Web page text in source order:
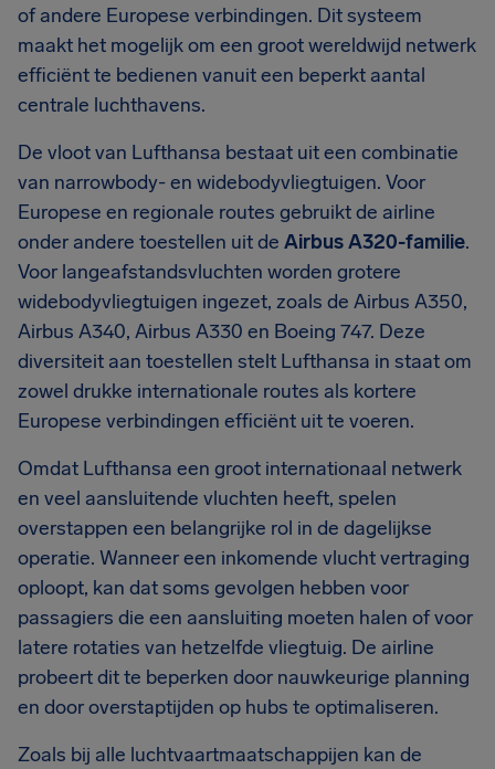
of andere Europese verbindingen. Dit systeem
maakt het mogelijk om een groot wereldwijd netwerk
efficiënt te bedienen vanuit een beperkt aantal
centrale luchthavens.
De vloot van Lufthansa bestaat uit een combinatie
van narrowbody- en widebodyvliegtuigen. Voor
Europese en regionale routes gebruikt de airline
onder andere toestellen uit de Airbus A320-familie.
Voor langeafstandsvluchten worden grotere
widebodyvliegtuigen ingezet, zoals de Airbus A350,
Airbus A340, Airbus A330 en Boeing 747. Deze
diversiteit aan toestellen stelt Lufthansa in staat om
zowel drukke internationale routes als kortere
Europese verbindingen efficiënt uit te voeren.
Omdat Lufthansa een groot internationaal netwerk
en veel aansluitende vluchten heeft, spelen
overstappen een belangrijke rol in de dagelijkse
operatie. Wanneer een inkomende vlucht vertraging
oploopt, kan dat soms gevolgen hebben voor
passagiers die een aansluiting moeten halen of voor
latere rotaties van hetzelfde vliegtuig. De airline
probeert dit te beperken door nauwkeurige planning
en door overstaptijden op hubs te optimaliseren.
Zoals bij alle luchtvaartmaatschappijen kan de